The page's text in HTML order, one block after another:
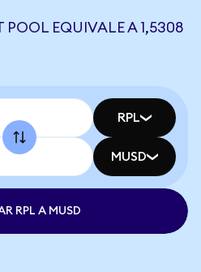
POOL EQUIVALE A 1,5308
RPL
MUSD
RPL A MUSD